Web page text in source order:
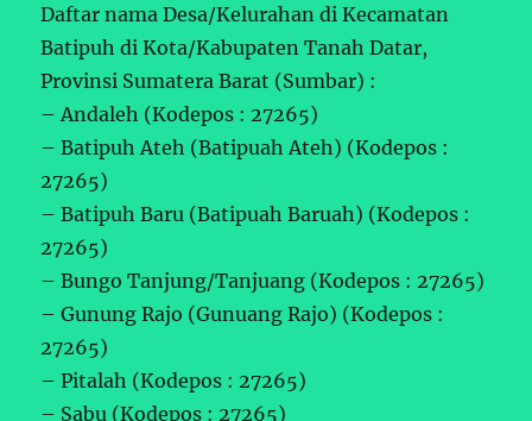
Daftar nama Desa/Kelurahan di Kecamatan
Batipuh di Kota/Kabupaten Tanah Datar,
Provinsi Sumatera Barat (Sumbar) :
– Andaleh (Kodepos : 27265)
– Batipuh Ateh (Batipuah Ateh) (Kodepos :
27265)
– Batipuh Baru (Batipuah Baruah) (Kodepos :
27265)
– Bungo Tanjung/Tanjuang (Kodepos : 27265)
– Gunung Rajo (Gunuang Rajo) (Kodepos :
27265)
– Pitalah (Kodepos : 27265)
– Sabu (Kodepos : 27265)